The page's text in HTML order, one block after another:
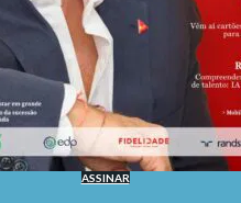
ASSINAR